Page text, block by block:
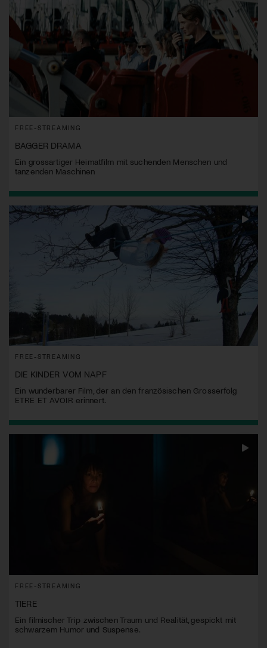
FREE-STREAMING
BAGGER DRAMA
Ein grossartiger Heimatfilm mit suchenden Menschen und
tanzenden Maschinen
FREE-STREAMING
DIE KINDER VOM NAPF
Ein wunderbarer Film, der an den französischen Grosserfolg
ETRE ET AVOIR erinnert.
FREE-STREAMING
TIERE
Ein filmischer Trip zwischen Traum und Realität, gespickt mit
schwarzem Humor und Suspense.